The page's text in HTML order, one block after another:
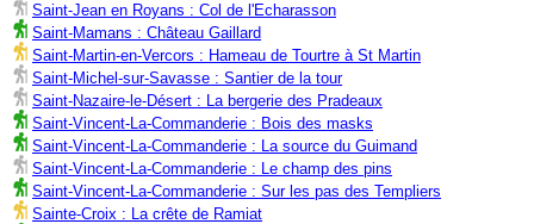
Saint-Jean en Royans : Col de l'Echarasson
Saint-Mamans : Château Gaillard
Saint-Martin-en-Vercors : Hameau de Tourtre à St Martin
Saint-Michel-sur-Savasse : Santier de la tour
Saint-Nazaire-le-Désert : La bergerie des Pradeaux
Saint-Vincent-La-Commanderie : Bois des masks
Saint-Vincent-La-Commanderie : La source du Guimand
Saint-Vincent-La-Commanderie : Le champ des pins
Saint-Vincent-La-Commanderie : Sur les pas des Templiers
Sainte-Croix : La crête de Ramiat